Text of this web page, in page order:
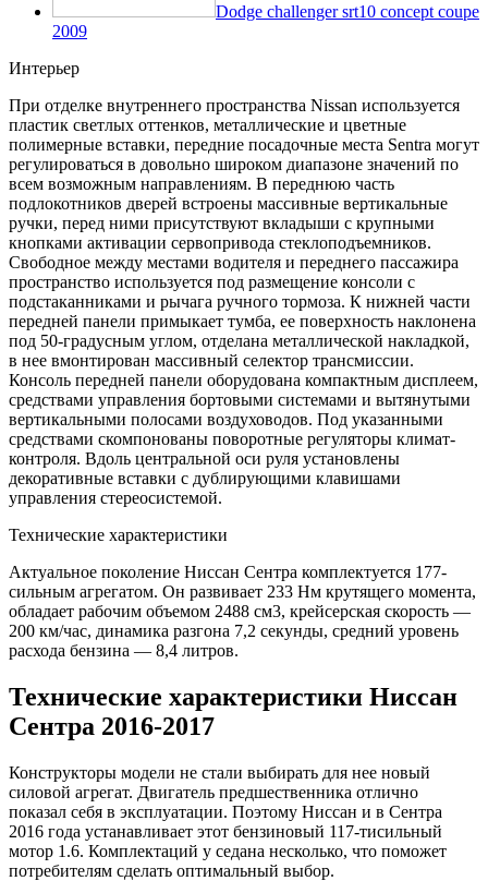
Dodge challenger srt10 concept coupe
2009
Интерьер
При отделке внутреннего пространства Nissan используется
пластик светлых оттенков, металлические и цветные
полимерные вставки, передние посадочные места Sentra могут
регулироваться в довольно широком диапазоне значений по
всем возможным направлениям. В переднюю часть
подлокотников дверей встроены массивные вертикальные
ручки, перед ними присутствуют вкладыши с крупными
кнопками активации сервопривода стеклоподъемников.
Свободное между местами водителя и переднего пассажира
пространство используется под размещение консоли с
подстаканниками и рычага ручного тормоза. К нижней части
передней панели примыкает тумба, ее поверхность наклонена
под 50-градусным углом, отделана металлической накладкой,
в нее вмонтирован массивный селектор трансмиссии.
Консоль передней панели оборудована компактным дисплеем,
средствами управления бортовыми системами и вытянутыми
вертикальными полосами воздуховодов. Под указанными
средствами скомпонованы поворотные регуляторы климат-
контроля. Вдоль центральной оси руля установлены
декоративные вставки с дублирующими клавишами
управления стереосистемой.
Технические характеристики
Актуальное поколение Ниссан Сентра комплектуется 177-
сильным агрегатом. Он развивает 233 Нм крутящего момента,
обладает рабочим объемом 2488 см3, крейсерская скорость —
200 км/час, динамика разгона 7,2 секунды, средний уровень
расхода бензина — 8,4 литров.
Технические характеристики Ниссан
Сентра 2016-2017
Конструкторы модели не стали выбирать для нее новый
силовой агрегат. Двигатель предшественника отлично
показал себя в эксплуатации. Поэтому Ниссан и в Сентра
2016 года устанавливает этот бензиновый 117-тисильный
мотор 1.6. Комплектаций у седана несколько, что поможет
потребителям сделать оптимальный выбор.